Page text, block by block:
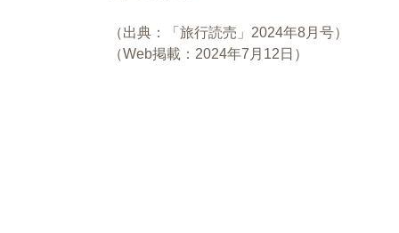
（出典：「旅行読売」2024年8月号）
（Web掲載：2024年7月12日）